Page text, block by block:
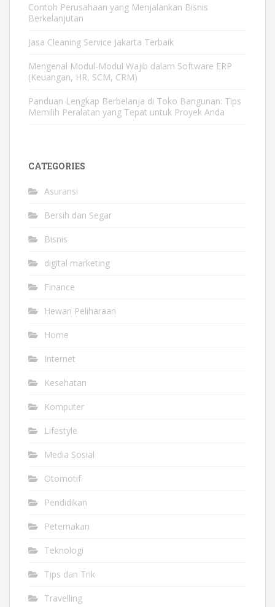
Contoh Perusahaan yang Menjalankan Bisnis
Berkelanjutan
Jasa Cleaning Service Jakarta Terbaik
Mengenal Modul-Modul Wajib dalam Software ERP
(Keuangan, HR, SCM, CRM)
Panduan Lengkap Berbelanja di Toko Bangunan: Tips
Memilih Peralatan yang Tepat untuk Proyek Anda
CATEGORIES
Asuransi
Bersih dan Segar
Bisnis
digital marketing
Finance
Hewan Peliharaan
Home
Internet
Kesehatan
Komputer
Lifestyle
Media Sosial
Otomotif
Pendidikan
Peternakan
Teknologi
Tips dan Trik
Travelling